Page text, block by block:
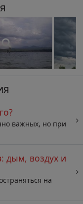
важных, но при
дым, воздух и
на